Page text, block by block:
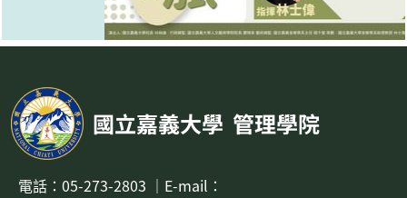
國立嘉義大學 管理學院
電話： 05-273-2803 ｜ E-mail：